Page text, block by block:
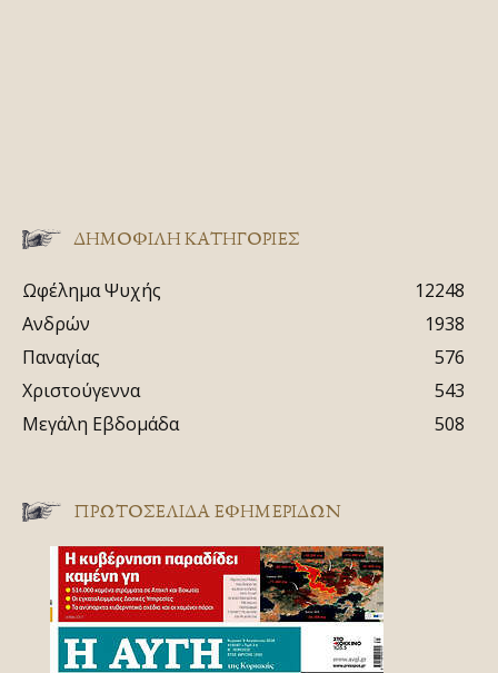
ΔΗΜΟΦΙΛΗ ΚΑΤΗΓΟΡΙΕΣ
Ωφέλημα Ψυχής
12248
Ανδρών
1938
Παναγίας
576
Χριστούγεννα
543
Μεγάλη Εβδομάδα
508
ΠΡΩΤΟΣΈΛΙΔΑ ΕΦΗΜΕΡΊΔΩΝ